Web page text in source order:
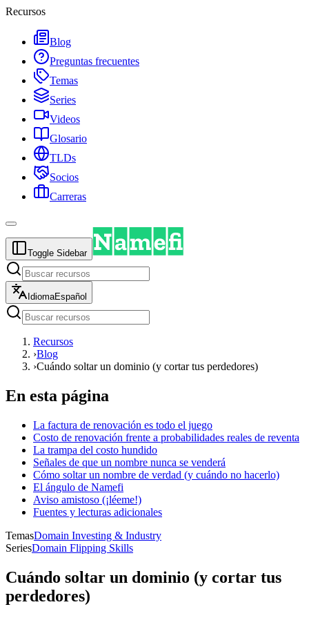
Recursos
Blog
Preguntas frecuentes
Temas
Series
Videos
Glosario
TLDs
Socios
Carreras
Toggle Sidebar
IdiomaEspañol
Recursos
›Blog
›Cuándo soltar un dominio (y cortar tus perdedores)
En esta página
La factura de renovación es todo el juego
Costo de renovación frente a probabilidades reales de reventa
La trampa del costo hundido
Señales de que un nombre nunca se venderá
Cómo soltar un nombre de verdad (y cuándo no hacerlo)
El ángulo de Namefi
Aviso amistoso (¡léeme!)
Fuentes y lecturas adicionales
TemasDomain Investing & Industry
SeriesDomain Flipping Skills
Cuándo soltar un dominio (y cortar tus
perdedores)